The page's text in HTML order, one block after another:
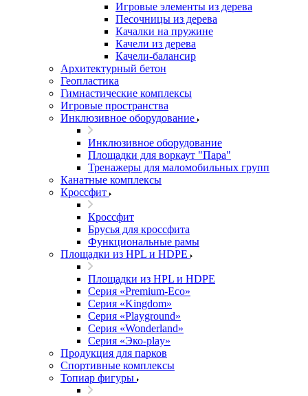
Игровые элементы из дерева
Песочницы из дерева
Качалки на пружине
Качели из дерева
Качели-балансир
Архитектурный бетон
Геопластика
Гимнастические комплексы
Игровые пространства
Инклюзивное оборудование
Инклюзивное оборудование
Площадки для воркаут "Пара"
Тренажеры для маломобильных групп
Канатные комплексы
Кроссфит
Кроссфит
Брусья для кроссфита
Функциональные рамы
Площадки из HPL и HDPE
Площадки из HPL и HDPE
Серия «Premium-Eco»
Серия «Kingdom»
Серия «Playground»
Серия «Wonderland»
Серия «Эко-play»
Продукция для парков
Спортивные комплексы
Топиар фигуры